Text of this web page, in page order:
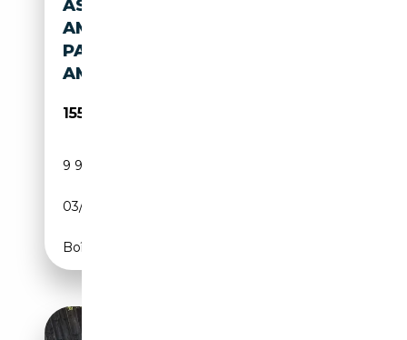
ASTON MARTIN DB 11 V12
AMR
PACK|BANG&OLUFSEN|360°C
AMERA|CARBON
155 850€
9 900 km
03/2017
Boîte automatique